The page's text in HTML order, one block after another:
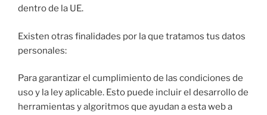
dentro de la UE.
Existen otras finalidades por la que tratamos tus datos
personales:
Para garantizar el cumplimiento de las condiciones de
uso y la ley aplicable. Esto puede incluir el desarrollo de
herramientas y algoritmos que ayudan a esta web a